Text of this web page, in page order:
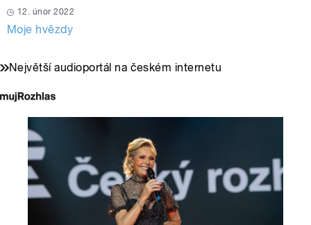
12. únor 2022
Moje hvězdy
Největší audioportál na českém internetu